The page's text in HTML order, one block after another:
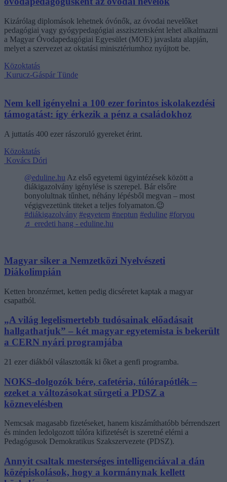
Kizárólag diplomások lehetnek óvónők, az óvodai nevelőket
pedagógiai vagy gyógypedagógiai asszisztensként lehet alkalmazni
a Magyar Óvodapedagógiai Egyesület (MOE) javaslata alapján,
melyet a szervezet az oktatási minisztériumhoz nyújtott be.
Közoktatás
Kurucz-Gáspár Tünde
Nem kell igényelni a 100 ezer forintos iskolakezdési
támogatást: így érkezik a pénz a családokhoz
A juttatás 400 ezer rászoruló gyereket érint.
Közoktatás
Kovács Dóri
@eduline.hu Az első egyetemi ügyintézések között a
diákigazolvány igénylése is szerepel. Bár elsőre
bonyolultnak tűnhet, néhány lépésből megvan – most
végigvezetünk titeket a teljes folyamaton.😉
#diákigazolvány #egyetem #neptun #eduline #foryou
♬ eredeti hang - eduline.hu
Magyar siker a Nemzetközi Nyelvészeti
Diákolimpián
Ketten bronzérmet, ketten pedig dicséretet kaptak a magyar
csapatból.
„A világ legelismertebb tudósainak előadásait
hallgathatjuk” – két magyar egyetemista is bekerült
a CERN nyári programjába
21 ezer diákból választották ki őket a genfi programba.
NOKS-dolgozók bére, cafetéria, túlórapótlék –
ezeket a változásokat sürgeti a PDSZ a
köznevelésben
Nemcsak magasabb fizetéseket, hanem kiszámíthatóbb bérrendszert
és minden ledolgozott túlóra kifizetését is szeretné elérni a
Pedagógusok Demokratikus Szakszervezete (PDSZ).
Annyit csaltak mesterséges intelligenciával a dán
középiskolások, hogy a kormánynak kellett